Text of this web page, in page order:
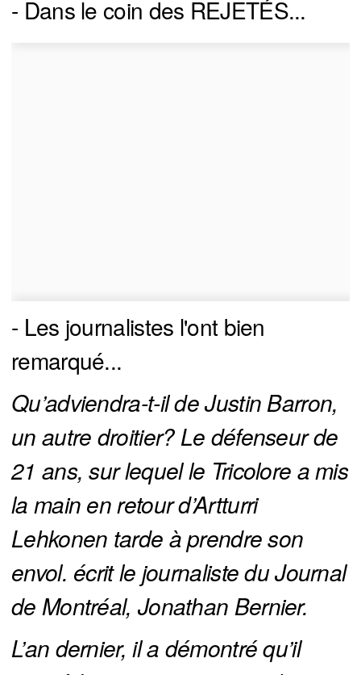
- Dans le coin des REJETÉS...
- Les journalistes l'ont bien
remarqué...
Qu’adviendra-t-il de Justin Barron,
un autre droitier? Le défenseur de
21 ans, sur lequel le Tricolore a mis
la main en retour d’Artturri
Lehkonen tarde à prendre son
envol. écrit le journaliste du Journal
de Montréal, Jonathan Bernier.
L’an dernier, il a démontré qu’il